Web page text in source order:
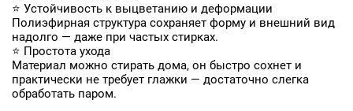
⭐ Устойчивость к выцветанию и деформации
Полиэфирная структура сохраняет форму и внешний вид
надолго — даже при частых стирках.
⭐ Простота ухода
Материал можно стирать дома, он быстро сохнет и
практически не требует глажки — достаточно слегка
обработать паром.